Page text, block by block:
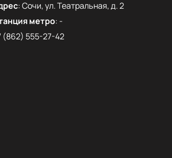
:Сочи, ул. Театральная, д. 2
метро: -
(862) 555-27-42